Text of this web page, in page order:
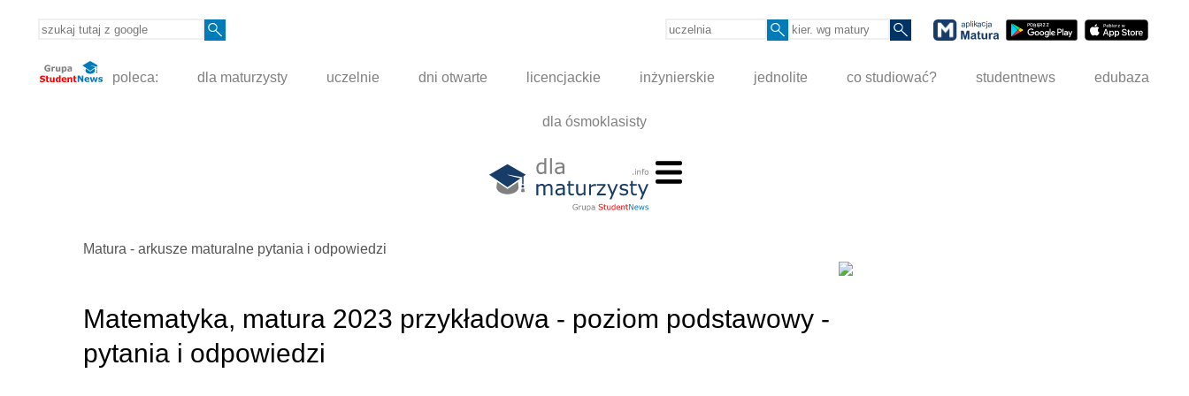
poleca: dla maturzysty uczelnie dni otwarte licencjackie inżynierskie jednolite co studiować? studentnews edubaza
dla ósmoklasisty
Matura - arkusze maturalne pytania i odpowiedzi
Matematyka, matura 2023 przykładowa - poziom podstawowy -
pytania i odpowiedzi